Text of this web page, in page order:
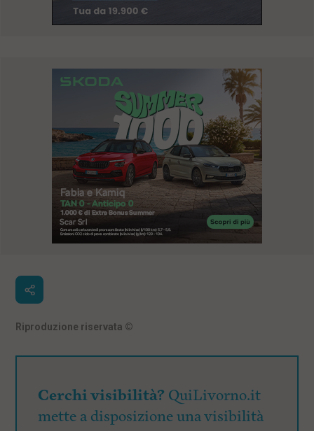
Riproduzione riservata ©
Cerchi visibilità? QuiLivorno.it
mette a disposizione una visibilità